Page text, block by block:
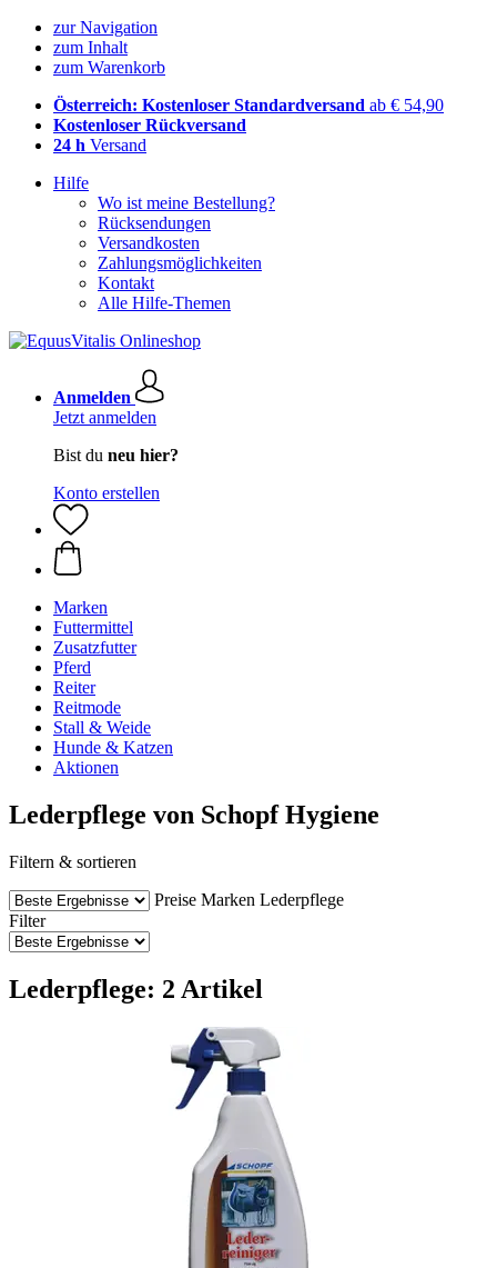
zur Navigation
zum Inhalt
zum Warenkorb
Österreich: Kostenloser Standardversand ab € 54,90
Kostenloser Rückversand
24 h Versand
Hilfe
Wo ist meine Bestellung?
Rücksendungen
Versandkosten
Zahlungsmöglichkeiten
Kontakt
Alle Hilfe-Themen
Anmelden
Jetzt anmelden
Bist du neu hier?
Konto erstellen
Marken
Futtermittel
Zusatzfutter
Pferd
Reiter
Reitmode
Stall & Weide
Hunde & Katzen
Aktionen
Lederpflege von Schopf Hygiene
Filtern & sortieren
Preise Marken Lederpflege
Filter
Lederpflege: 2 Artikel